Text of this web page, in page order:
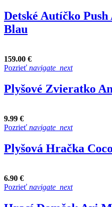
Detské Autíčko
Blau
159.00 €
Pozrieť navigate_next
Plyšové Zvieratko
9.99 €
Pozrieť navigate_next
Plyšová Hračka Coco
6.90 €
Pozrieť navigate_next